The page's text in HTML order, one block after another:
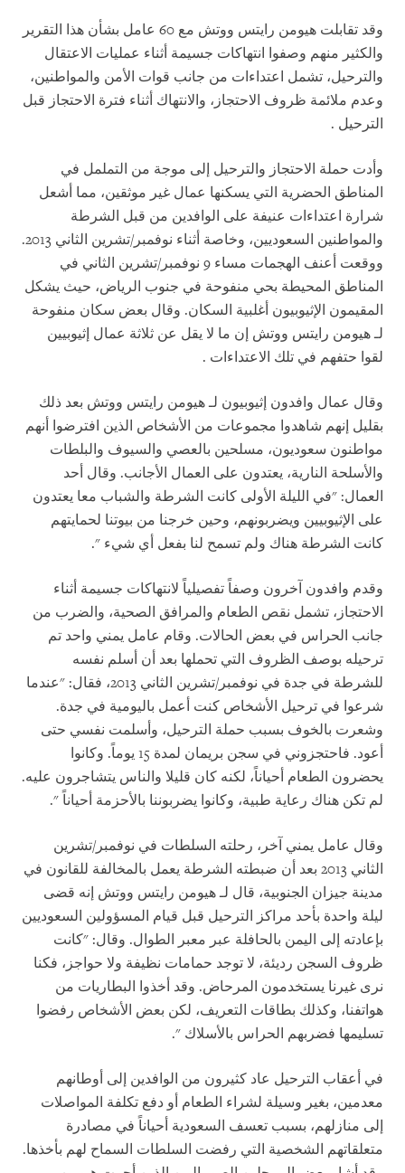
وقد تقابلت هيومن رايتس ووتش مع 60 عامل بشأن هذا التقرير
والكثير منهم وصفوا انتهاكات جسيمة أثناء عمليات الاعتقال
والترحيل، تشمل اعتداءات من جانب قوات الأمن والمواطنين،
وعدم ملائمة ظروف الاحتجاز، والانتهاك أثناء فترة الاحتجاز قبل
الترحيل .
وأدت حملة الاحتجاز والترحيل إلى موجة من التململ في
المناطق الحضرية التي يسكنها عمال غير موثقين، مما أشعل
شرارة اعتداءات عنيفة على الوافدين من قبل الشرطة
والمواطنين السعوديين، وخاصة أثناء نوفمبر/تشرين الثاني 2013.
ووقعت أعنف الهجمات مساء 9 نوفمبر/تشرين الثاني في
المناطق المحيطة بحي منفوحة في جنوب الرياض، حيث يشكل
المقيمون الإثيوبيون أغلبية السكان. وقال بعض سكان منفوحة
لـ هيومن رايتس ووتش إن ما لا يقل عن ثلاثة عمال إثيوبيين
لقوا حتفهم في تلك الاعتداءات .
وقال عمال وافدون إثيوبيون لـ هيومن رايتس ووتش بعد ذلك
بقليل إنهم شاهدوا مجموعات من الأشخاص الذين افترضوا أنهم
مواطنون سعوديون، مسلحين بالعصي والسيوف والبلطات
والأسلحة النارية، يعتدون على العمال الأجانب. وقال أحد
العمال: "في الليلة الأولى كانت الشرطة والشباب معا يعتدون
على الإثيوبيين ويضربونهم، وحين خرجنا من بيوتنا لحمايتهم
كانت الشرطة هناك ولم تسمح لنا بفعل أي شيء ".
وقدم وافدون آخرون وصفاً تفصيلياً لانتهاكات جسيمة أثناء
الاحتجاز، تشمل نقص الطعام والمرافق الصحية، والضرب من
جانب الحراس في بعض الحالات. وقام عامل يمني واحد تم
ترحيله بوصف الظروف التي تحملها بعد أن أسلم نفسه
للشرطة في جدة في نوفمبر/تشرين الثاني 2013، فقال: "عندما
شرعوا في ترحيل الأشخاص كنت أعمل باليومية في جدة.
وشعرت بالخوف بسبب حملة الترحيل، وأسلمت نفسي حتى
أعود. فاحتجزوني في سجن بريمان لمدة 15 يوماً. وكانوا
يحضرون الطعام أحياناً، لكنه كان قليلا والناس يتشاجرون عليه.
لم تكن هناك رعاية طبية، وكانوا يضربوننا بالأحزمة أحياناً ".
وقال عامل يمني آخر، رحلته السلطات في نوفمبر/تشرين
الثاني 2013 بعد أن ضبطته الشرطة يعمل بالمخالفة للقانون في
مدينة جيزان الجنوبية، قال لـ هيومن رايتس ووتش إنه قضى
ليلة واحدة بأحد مراكز الترحيل قبل قيام المسؤولين السعوديين
بإعادته إلى اليمن بالحافلة عبر معبر الطوال. وقال: "كانت
ظروف السجن رديئة، لا توجد حمامات نظيفة ولا حواجز، فكنا
نرى غيرنا يستخدمون المرحاض. وقد أخذوا البطاريات من
هواتفنا، وكذلك بطاقات التعريف، لكن بعض الأشخاص رفضوا
تسليمها فضربهم الحراس بالأسلاك ".
في أعقاب الترحيل عاد كثيرون من الوافدين إلى أوطانهم
معدمين، بغير وسيلة لشراء الطعام أو دفع تكلفة المواصلات
إلى منازلهم، بسبب تعسف السعودية أحياناً في مصادرة
متعلقاتهم الشخصية التي رفضت السلطات السماح لهم بأخذها.